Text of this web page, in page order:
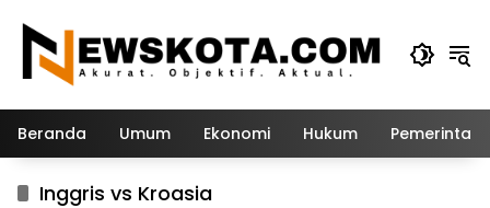
konten
Beranda Umum Ekonomi Hukum
Inggris vs Kroasia